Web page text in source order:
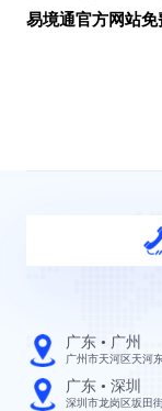
易境通官方网站免
广东 • 广州
广州市天河区天河
广东 • 深圳
深圳市龙岗区坂田